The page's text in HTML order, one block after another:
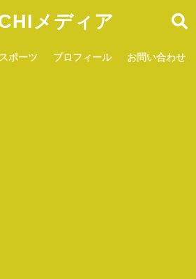
メディア
スポーツ プロフィール お問い合わせ